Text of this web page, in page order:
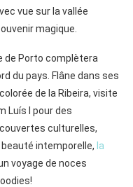
vue sur la vallée
magique.
de Porto complètera
du pays. Flâne dans ses
de la Ribeira, visite
Luís I pour des
culturelles,
intemporelle, la
voyage de noces